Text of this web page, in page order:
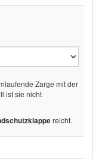
Zarge mit der
ist sie nicht
reicht.